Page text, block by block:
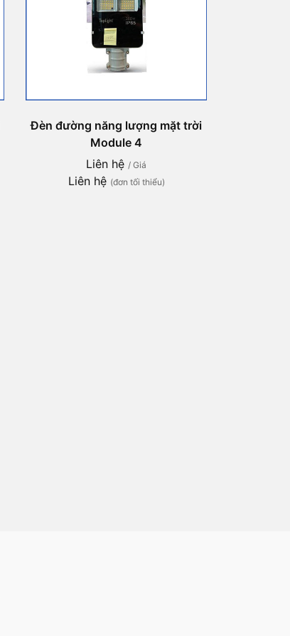
Đèn đường năng lượng mặt trời
Module 4
Liên hệ / Giá
Liên hệ (đơn tối thiểu)